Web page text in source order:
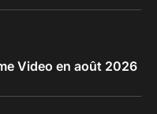
Video en août 2026